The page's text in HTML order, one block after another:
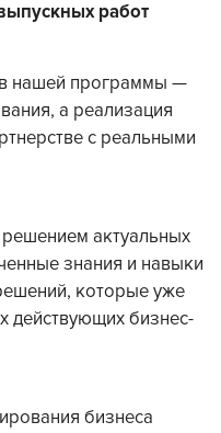
работ
нашей программы —
а реализация
с реальными
актуальных
знания и навыки
которые уже
действующих бизнес-
бизнеса